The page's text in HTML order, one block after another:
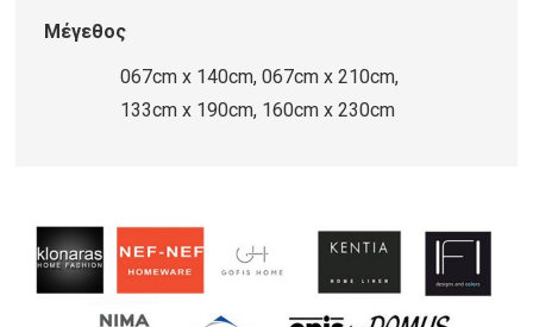
Μέγεθος
067cm x 140cm, 067cm x 210cm,
133cm x 190cm, 160cm x 230cm